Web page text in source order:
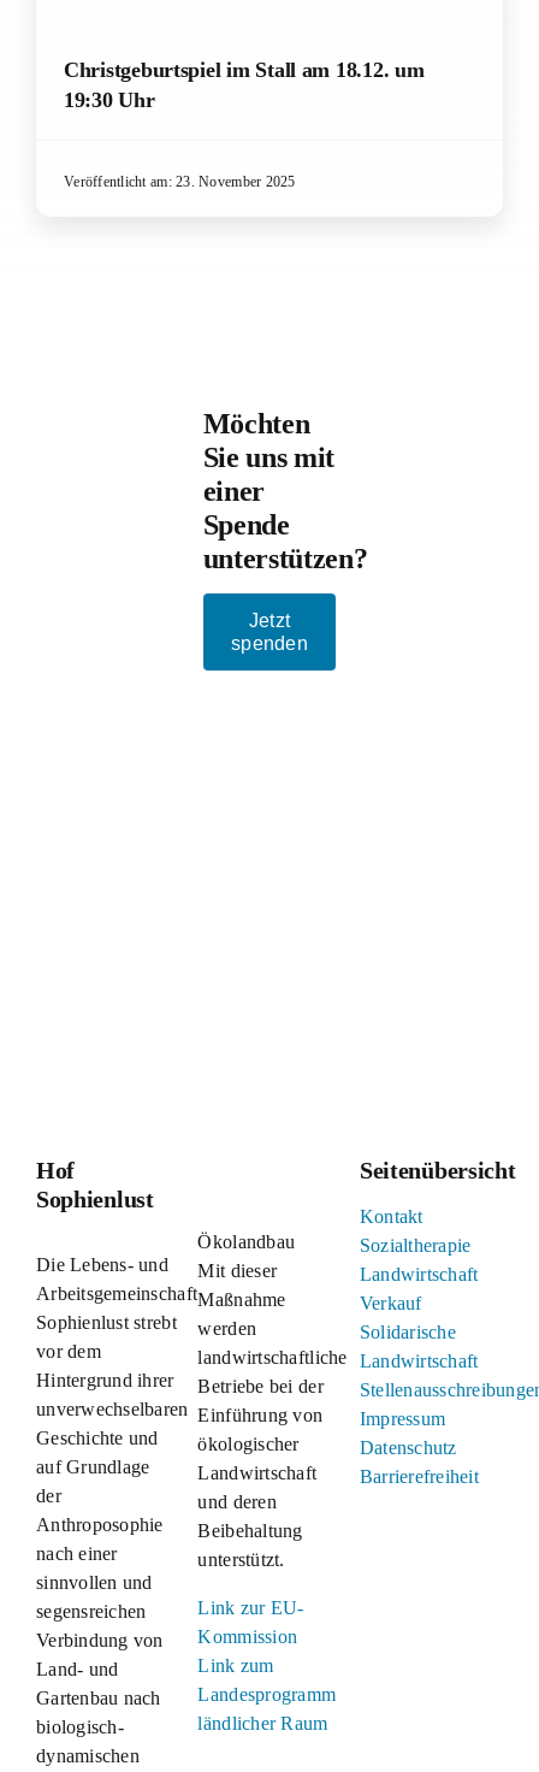
Christgeburtspiel im Stall am 18.12. um
19:30 Uhr
Veröffentlicht am: 23. November 2025
Möchten
Sie uns mit
einer
Spende
unterstützen?
Jetzt
spenden
Hof
Sophienlust
Die Lebens- und
Arbeitsgemeinschaft
Sophienlust strebt
vor dem
Hintergrund ihrer
unverwechselbaren
Geschichte und
auf Grundlage
der
Anthroposophie
nach einer
sinnvollen und
segensreichen
Verbindung von
Land- und
Gartenbau nach
biologisch-
dynamischen
Ökolandbau
Mit dieser
Maßnahme
werden
landwirtschaftliche
Betriebe bei der
Einführung von
ökologischer
Landwirtschaft
und deren
Beibehaltung
unterstützt.
Link zur EU-
Kommission
Link zum
Landesprogramm
ländlicher Raum
Seitenübersicht
Kontakt
Sozialtherapie
Landwirtschaft
Verkauf
Solidarische
Landwirtschaft
Impressum
Datenschutz
Barrierefreiheit